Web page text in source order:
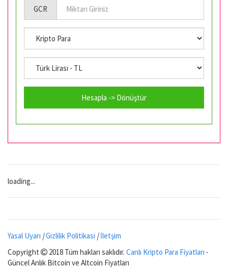
GCR
Hesapla -> Dönüştür
loading...
Yasal Uyarı |Gizlilik Politikası |İletşim
Copyright
2018 Tüm hakları saklıdır. Canlı Kripto Para Fiyatları -
Güncel Anlık Bitcoin ve Altcoin Fiyatları